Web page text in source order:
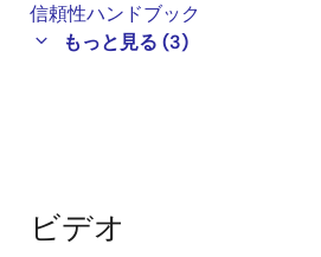
信頼性ハンドブック
もっと見る (3)
ビデオ